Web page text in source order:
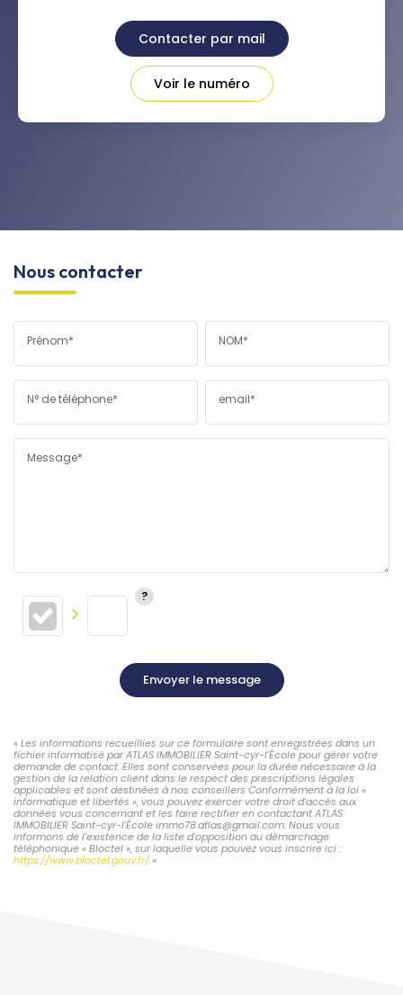
Contacter par mail
Voir le numéro
Nous contacter
Prénom* NOM*
N° de téléphone* email*
Message*
Envoyer le message
« Les informations recueillies sur ce formulaire sont enregistrées dans un
fichier informatisé par ATLAS IMMOBILIER Saint-cyr-l'École pour gérer votre
demande de contact. Elles sont conservées pour la durée nécessaire à la
gestion de la relation client dans le respect des prescriptions légales
applicables et sont destinées à nos conseillers Conformément à la loi «
informatique et libertés », vous pouvez exercer votre droit d'accès aux
données vous concernant et les faire rectifier en contactant ATLAS
IMMOBILIER Saint-cyr-l'École immo78.atlas@gmail.com. Nous vous
informons de l'existence de la liste d'opposition au démarchage
téléphonique « Bloctel », sur laquelle vous pouvez vous inscrire ici :
https://www.bloctel.gouv.fr/»